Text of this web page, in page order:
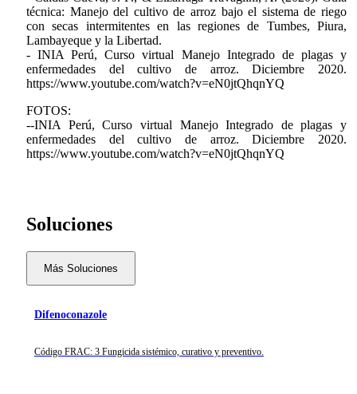
técnica: Manejo del cultivo de arroz bajo el sistema de riego
con secas intermitentes en las regiones de Tumbes, Piura,
Lambayeque y la Libertad.
- INIA Perú, Curso virtual Manejo Integrado de plagas y
enfermedades del cultivo de arroz. Diciembre 2020.
https://www.youtube.com/watch?v=eN0jtQhqnYQ
FOTOS:
--INIA Perú, Curso virtual Manejo Integrado de plagas y
enfermedades del cultivo de arroz. Diciembre 2020.
https://www.youtube.com/watch?v=eN0jtQhqnYQ
Soluciones
Más Soluciones
Difenoconazole
Código FRAC: 3 Fungicida sistémico, curativo y preventivo.